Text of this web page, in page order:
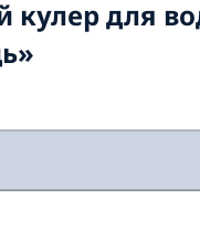
кулер для